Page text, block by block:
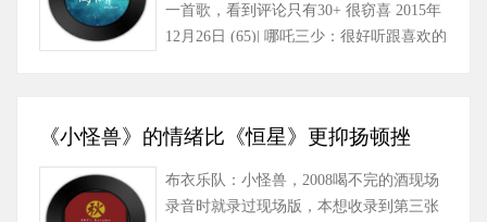
一首歌，看到评论只有30+ 很窃喜 2015年
12月26日 (65)| 哪吒三少：很好听跟喜欢的
《小怪兽》的情绪比《恒星》更抑扬顿挫
布衣乐队：小怪兽，2008喝不完的酒现场
录音时就录过现场版，本想收录到第三张